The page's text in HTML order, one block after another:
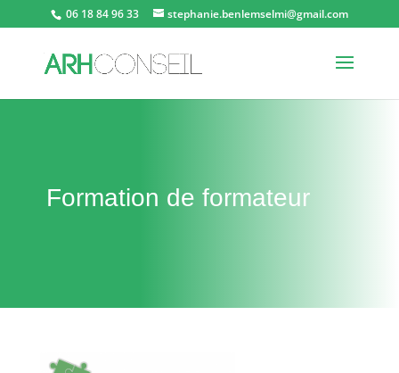
06 18 84 96 33 stephanie.benlemselmi@gmail.com
Formation de formateur